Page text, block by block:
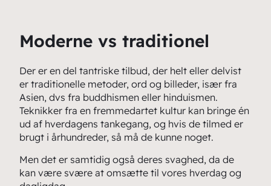
Moderne vs traditionel
Der er en del tantriske tilbud, der helt eller delvist
er traditionelle metoder, ord og billeder, især fra
Asien, dvs fra buddhismen eller hinduismen.
Teknikker fra en fremmedartet kultur kan bringe én
ud af hverdagens tankegang, og hvis de tilmed er
brugt i århundreder, så må de kunne noget.
Men det er samtidig også deres svaghed, da de
kan være svære at omsætte til vores hverdag og